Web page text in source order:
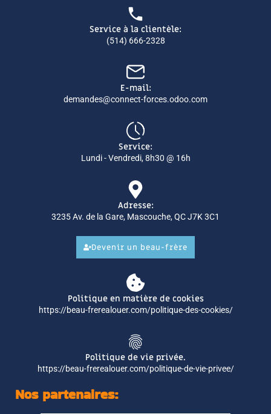
Service à la clientèle:
(514) 666-2328
E-mail:
demandes@connect-forces.odoo.com
Service:
Lundi - Vendredi, 8h30 @ 16h
Adresse:
3235 Av. de la Gare, Mascouche, QC J7K 3C1
Devenir un beau-frère
Politique en matière de cookies
https://beau-frerealouer.com/politique-des-cookies/
Politique de vie privée.
https://beau-frerealouer.com/politique-de-vie-privee/
Nos partenaires: